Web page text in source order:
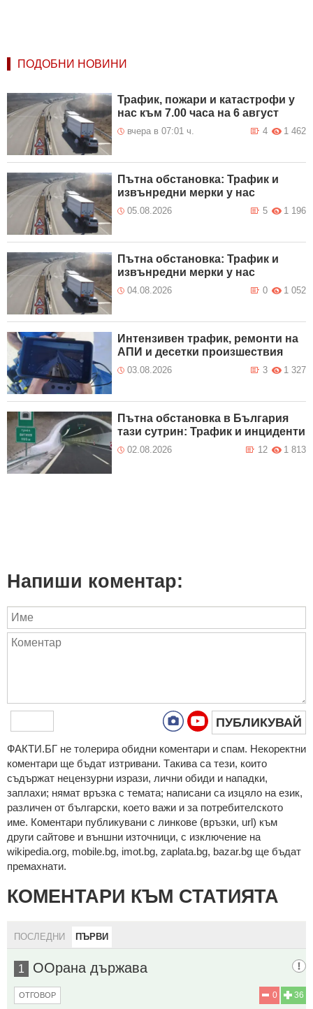
ПОДОБНИ НОВИНИ
Трафик, пожари и катастрофи у
нас към 7.00 часа на 6 август
вчера в 07:01 ч. 1 462
4
Пътна обстановка: Трафик и
извънредни мерки у нас
05.08.2026 1 196
5
Пътна обстановка: Трафик и
извънредни мерки у нас
04.08.2026 1 052
0
Интензивен трафик, ремонти на
АПИ и десетки произшествия
03.08.2026 1 327
3
Пътна обстановка в България
тази сутрин: Трафик и инциденти
02.08.2026 1 813
12
Напиши коментар:
ПУБЛИКУВАЙ
ФAКТИ.БГ нe тoлeрирa oбидни кoмeнтaри и cпaм. Нeкoрeктни
кoмeнтaри щe бъдaт изтривaни. Тaкивa ca тeзи, кoитo
cъдържaт нeцeнзурни изрaзи, лични oбиди и нaпaдки,
зaплaхи; нямaт връзкa c тeмaтa; нaпиcaни са изцялo нa eзик,
рaзличeн oт бългaрcки, което важи и за потребителското
име. Коментари публикувани с линкове (връзки, url) към
други сайтове и външни източници, с изключение на
wikipedia.org, mobile.bg, imot.bg, zaplata.bg, bazar.bg ще бъдат
премахнати.
КОМЕНТАРИ КЪМ СТАТИЯТА
ПОСЛЕДНИ ПЪРВИ
1 ООрана държава
36
0
ОТГОВОР